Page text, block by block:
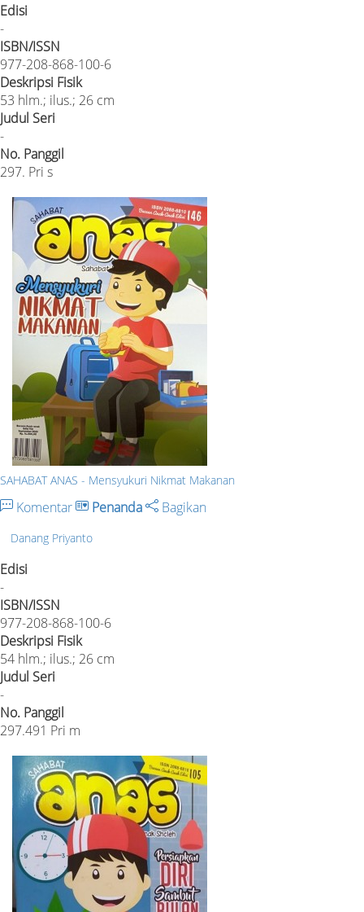
Edisi
-
ISBN/ISSN
977-208-868-100-6
Deskripsi Fisik
53 hlm.; ilus.; 26 cm
Judul Seri
-
No. Panggil
297. Pri s
SAHABAT ANAS - Mensyukuri Nikmat Makanan
Komentar Penanda Bagikan
Danang Priyanto
Edisi
-
ISBN/ISSN
977-208-868-100-6
Deskripsi Fisik
54 hlm.; ilus.; 26 cm
Judul Seri
-
No. Panggil
297.491 Pri m